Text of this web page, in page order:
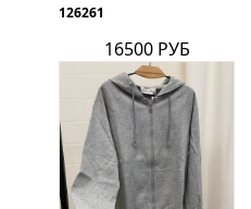
126261
16500 РУБ